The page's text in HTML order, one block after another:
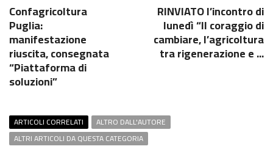
Confagricoltura
Puglia:
manifestazione
riuscita, consegnata
“Piattaforma di
soluzioni”
RINVIATO l’incontro di
lunedì “Il coraggio di
cambiare, l’agricoltura
tra rigenerazione e ...
ARTICOLI CORRELATI
ALTRO DALL'AUTORE
ALTRI ARTICOLI DA QUESTA CATEGORIA